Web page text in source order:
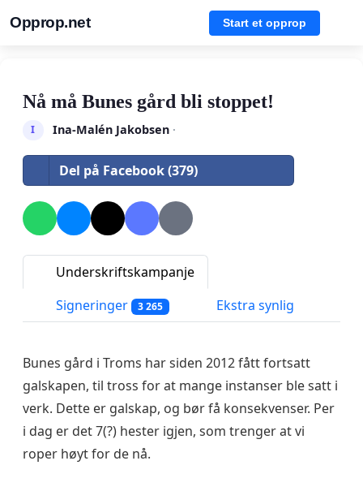
Opprop.net Start et opprop
Nå må Bunes gård bli stoppet!
I Ina-Malén Jakobsen·
Del på Facebook (379)
Underskriftskampanje
Signeringer
3 265 Ekstra synlig
Bunes gård i Troms har siden 2012 fått fortsatt
galskapen, til tross for at mange instanser ble satt i
verk. Dette er galskap, og bør få konsekvenser. Per
i dag er det 7(?) hester igjen, som trenger at vi
roper høyt for de nå.